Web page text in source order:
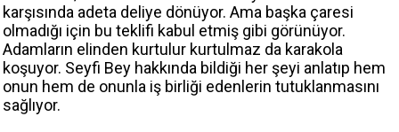
karşısında adeta deliye dönüyor. Ama başka çaresi
olmadığı için bu teklifi kabul etmiş gibi görünüyor.
Adamların elinden kurtulur kurtulmaz da karakola
koşuyor. Seyfi Bey hakkında bildiği her şeyi anlatıp hem
onun hem de onunla iş birliği edenlerin tutuklanmasını
sağlıyor.